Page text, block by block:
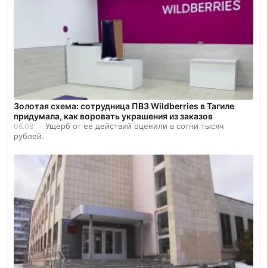
Золотая схема: сотрудница ПВЗ Wildberries в Тагиле
придумала, как воровать украшения из заказов
06.08
Ущерб от ее действий оценили в сотни тысяч
рублей.